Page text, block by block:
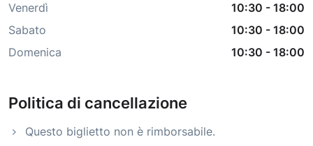
Venerdì
10:30 - 18:00
Sabato
10:30 - 18:00
Domenica
10:30 - 18:00
Politica di cancellazione
Questo biglietto non è rimborsabile.